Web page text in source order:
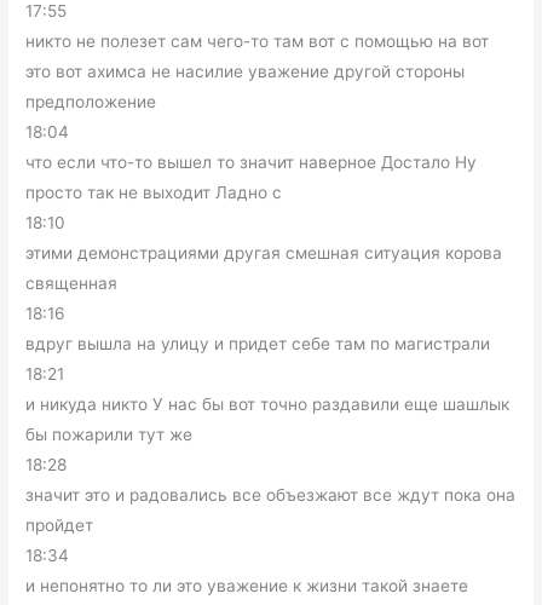
17:55
никто не полезет сам чего-то там вот с помощью на вот
это вот ахимса не насилие уважение другой стороны
предположение
18:04
что если что-то вышел то значит наверное Достало Ну
просто так не выходит Ладно с
18:10
этими демонстрациями другая смешная ситуация корова
священная
18:16
вдруг вышла на улицу и придет себе там по магистрали
18:21
и никуда никто У нас бы вот точно раздавили еще шашлык
бы пожарили тут же
18:28
значит это и радовались все объезжают все ждут пока она
пройдет
18:34
и непонятно то ли это уважение к жизни такой знаете